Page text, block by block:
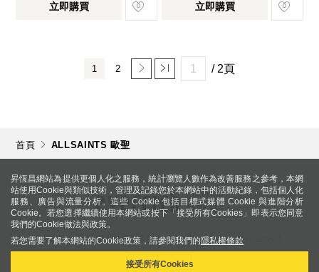
立即購買 立即購買
1 2 / 2頁
首頁 ALLSAINTS 歐聖
昇恆昌網站為提供更個人化之服務，統計瀏覽人數作為改善服務之參考，本網
站使用Cookie與類似技術，管理及記錄您於本網站中的活動紀錄，包括個人化
服務、廣告與流量分析。這些 Cookie 包括目標式媒體 Cookie 與進階分析
Cookie。若您選擇繼續使用本網站或按下「接受所有Cookies」即表示您同意
我們的Cookie做法與政策。
若您需要了解本網站的Cookie政策，請參閱我們的隱私權條款
接受所有Cookies
Copyright © 2015 Ever Rich Duty Free Shop. All rights reserved.
More Info